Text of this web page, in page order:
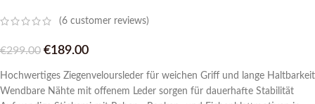
(6 customer reviews)
€299.00 €189.00
Hochwertiges Ziegenveloursleder für weichen Griff und lange Haltbarkeit
Wendbare Nähte mit offenem Leder sorgen für dauerhafte Stabilität